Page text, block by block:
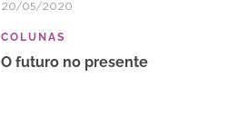
20/05/2020
COLUNAS
O futuro no presente